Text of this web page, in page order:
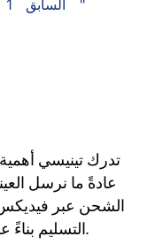
" السابق 1 التالي "
تدرك تينيسي
عادةً ما نرسل
الشحن عبر
التسليم بناءً على طريقة الشحن التي اخترتها.